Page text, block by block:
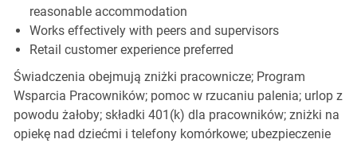
reasonable accommodation
Works effectively with peers and supervisors
Retail customer experience preferred
Świadczenia obejmują zniżki pracownicze; Program
Wsparcia Pracowników; pomoc w rzucaniu palenia; urlop z
powodu żałoby; składki 401(k) dla pracowników; zniżki na
opiekę nad dziećmi i telefony komórkowe; ubezpieczenie